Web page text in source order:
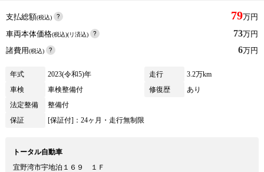
支払総額(税込) 79万円
車両本体価格(税込)(リ済込) 73万円
諸費用(税込) 6万円
年式 2023(令和5)年 走行
3.2万km
車検
車検整備付 修復歴
あり
法定整備
整備付
保証
[保証付]：24ヶ月・走行無制限
トータル自動車
宜野湾市宇地泊１６９ １Ｆ